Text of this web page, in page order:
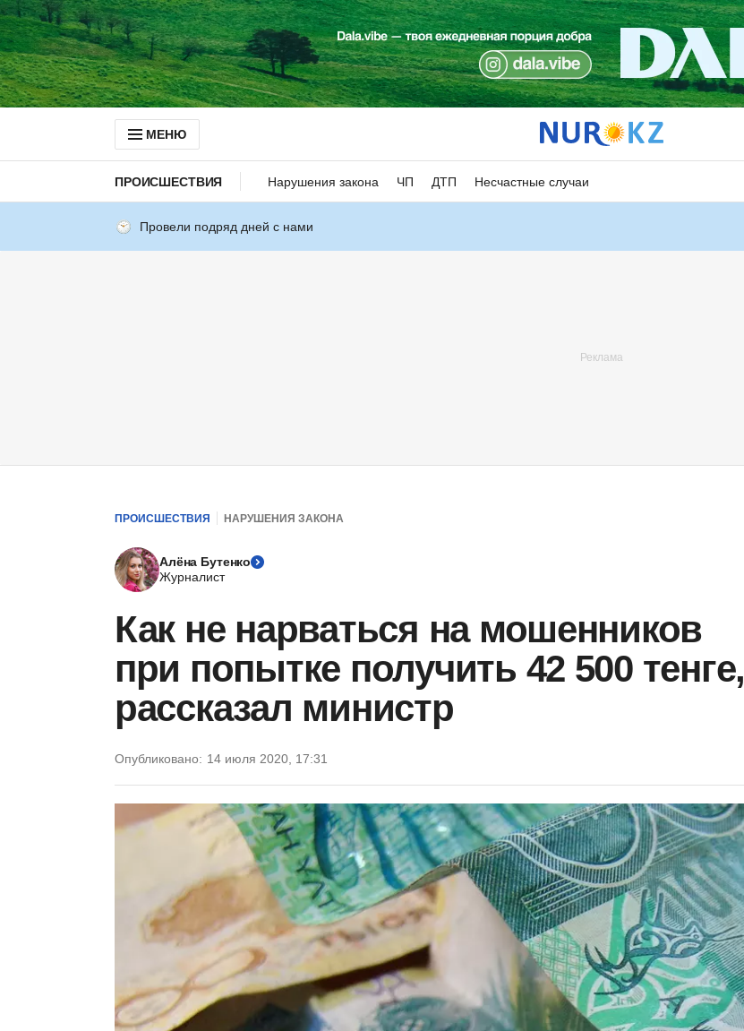
МЕНЮ
ПРОИСШЕСТВИЯ Нарушения закона ЧП ДТП Несчастные случаи
Провели подряд дней с нами
ПРОИСШЕСТВИЯ НАРУШЕНИЯ ЗАКОНА
Алёна Бутенко
Журналист
Как не нарваться на мошенников
при попытке получить 42 500 тенге,
рассказал министр
Опубликовано: 14 июля 2020, 17:31